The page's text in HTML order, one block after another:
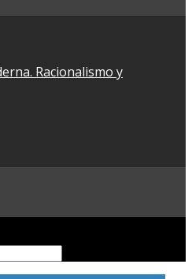
Racionalismo y